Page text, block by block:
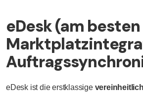
eDesk (am
eDesk ist die erstklassige